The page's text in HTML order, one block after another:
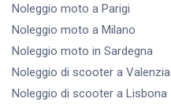
Noleggio moto a Parigi
Noleggio moto a Milano
Noleggio moto in Sardegna
Noleggio di scooter a Valenzia
Noleggio di scooter a Lisbona